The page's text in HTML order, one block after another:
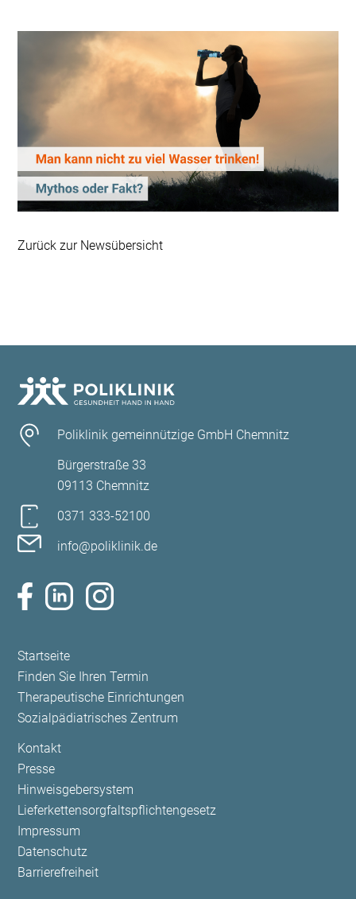
Zurück zur Newsübersicht
Poliklinik gemeinnützige GmbH Chemnitz
Bürgerstraße 33
09113 Chemnitz
0371 333-52100
info@poliklinik.de
Navigation
überspringen
Startseite
Finden Sie Ihren Termin
Therapeutische Einrichtungen
Sozialpädiatrisches Zentrum
Navigation
überspringen
Kontakt
Presse
Hinweisgebersystem
Lieferkettensorgfaltspflichtengesetz
Impressum
Datenschutz
Barrierefreiheit